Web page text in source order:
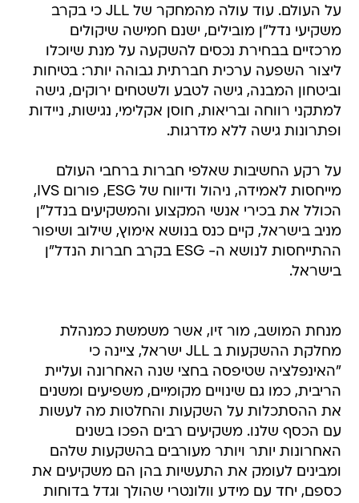
על העולם. עוד עולה מהמחקר של JLL כי בקרב
משקיעי נדל"ן מובילים, ישנם חמישה שיקולים
מרכזיים בבחירת נכסים להשקעה על מנת שיוכלו
ליצור השפעה ערכית חברתית גבוהה יותר: בטיחות
וביטחון המבנה, גישה לטבע ולשטחים ירוקים, גישה
למתקני רווחה ובריאות, חוסן אקלימי, נגישות, ניידות
ופתרונות גישה ללא מדרגות.
על רקע החשיבות שאלפי חברות ברחבי העולם
מייחסות לאמידה, ניהול ודיווח של ESG, פורום IVS,
הכולל את בכירי אנשי המקצוע והמשקיעים בנדל"ן
מניב בישראל, קיים כנס בנושא אימוץ, שילוב ושיפור
ההתייחסות לנושא ה- ESG בקרב חברות הנדל"ן
בישראל.
מנחת המושב, מור זיו, אשר משמשת כמנהלת
מחלקת ההשקעות ב JLL ישראל, ציינה כי
"האינפלציה שטיפסה בחצי שנה האחרונה ועליית
הריבית, כמו גם שינויים מקומיים, משפיעים ומשנים
את ההסתכלות על השקעות והחלטות מה לעשות
עם הכסף שלנו. משקיעים רבים הפכו בשנים
האחרונות יותר ויותר מעורבים בהשקעות שלהם
ומבינים לעומק את התעשיות בהן הם משקיעים את
כספם, יחד עם מידע וולונטרי שהולך וגדל בדוחות